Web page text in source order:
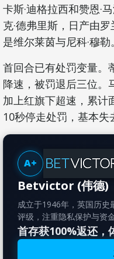
卡斯·迪格拉西和赞恩·
克·德弗里斯，日产由
是维尔莱茵与尼科·穆勒。
首回合已有处罚变量。
降速，被罚退后三位。
加上红旗下超速，累计
10秒停走处罚，基本失
A+
Betvictor (伟德)
成立于1946年，英国历史
评级，注重隐私保护与资
首存获100%返还，